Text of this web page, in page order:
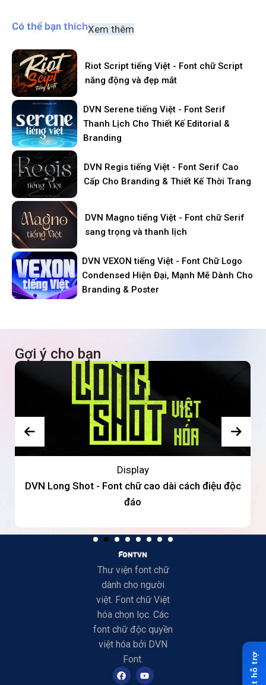
Có thể bạn thíchXem thêm
Riot Script tiếng Việt - Font chữ Script
năng động và đẹp mắt
DVN Serene tiếng Việt - Font Serif
Thanh Lịch Cho Thiết Kế Editorial &
Branding
DVN Regis tiếng Việt - Font Serif Cao
Cấp Cho Branding & Thiết Kế Thời Trang
DVN Magno tiếng Việt - Font chữ Serif
sang trọng và thanh lịch
DVN VEXON tiếng Việt - Font Chữ Logo
Condensed Hiện Đại, Mạnh Mẽ Dành Cho
Branding & Poster
Gợi ý cho bạn
Display
DVN Long Shot - Font chữ cao dài cách điệu độc
đáo
Thư viện font chữ
dành cho người
việt. Font chữ Việt
hóa chọn lọc. Các
font chữ độc quyền
việt hóa bởi DVN
Font.